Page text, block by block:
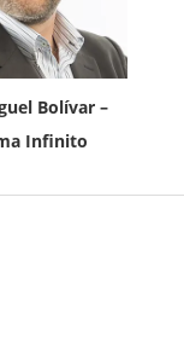
Bolívar –
Infinito